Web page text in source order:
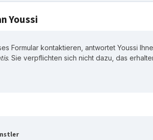
Youssi
Formular kontaktieren, antwortet Youssi
. Sie verpflichten sich nicht dazu, das